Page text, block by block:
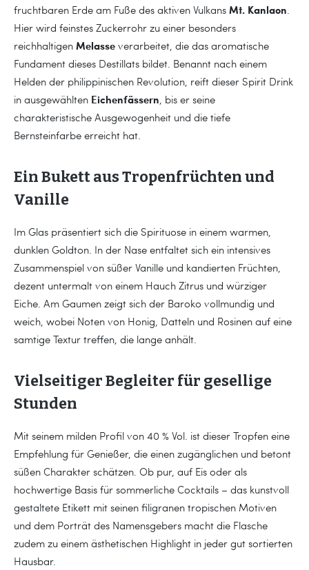
fruchtbaren Erde am Fuße des aktiven Vulkans Mt. Kanlaon.
Hier wird feinstes Zuckerrohr zu einer besonders
reichhaltigen Melasse verarbeitet, die das aromatische
Fundament dieses Destillats bildet. Benannt nach einem
Helden der philippinischen Revolution, reift dieser Spirit Drink
in ausgewählten Eichenfässern, bis er seine
charakteristische Ausgewogenheit und die tiefe
Bernsteinfarbe erreicht hat.
Ein Bukett aus Tropenfrüchten und
Vanille
Im Glas präsentiert sich die Spirituose in einem warmen,
dunklen Goldton. In der Nase entfaltet sich ein intensives
Zusammenspiel von süßer Vanille und kandierten Früchten,
dezent untermalt von einem Hauch Zitrus und würziger
Eiche. Am Gaumen zeigt sich der Baroko vollmundig und
weich, wobei Noten von Honig, Datteln und Rosinen auf eine
samtige Textur treffen, die lange anhält.
Vielseitiger Begleiter für gesellige
Stunden
Mit seinem milden Profil von 40 % Vol. ist dieser Tropfen eine
Empfehlung für Genießer, die einen zugänglichen und betont
süßen Charakter schätzen. Ob pur, auf Eis oder als
hochwertige Basis für sommerliche Cocktails – das kunstvoll
gestaltete Etikett mit seinen filigranen tropischen Motiven
und dem Porträt des Namensgebers macht die Flasche
zudem zu einem ästhetischen Highlight in jeder gut sortierten
Hausbar.